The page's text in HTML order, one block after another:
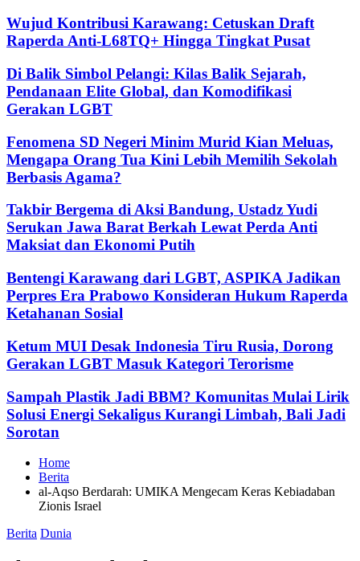
Wujud Kontribusi Karawang: Cetuskan Draft
Raperda Anti-L68TQ+ Hingga Tingkat Pusat
Di Balik Simbol Pelangi: Kilas Balik Sejarah,
Pendanaan Elite Global, dan Komodifikasi
Gerakan LGBT
Fenomena SD Negeri Minim Murid Kian Meluas,
Mengapa Orang Tua Kini Lebih Memilih Sekolah
Berbasis Agama?
Takbir Bergema di Aksi Bandung, Ustadz Yudi
Serukan Jawa Barat Berkah Lewat Perda Anti
Maksiat dan Ekonomi Putih
Bentengi Karawang dari LGBT, ASPIKA Jadikan
Perpres Era Prabowo Konsideran Hukum Raperda
Ketahanan Sosial
Ketum MUI Desak Indonesia Tiru Rusia, Dorong
Gerakan LGBT Masuk Kategori Terorisme
Sampah Plastik Jadi BBM? Komunitas Mulai Lirik
Solusi Energi Sekaligus Kurangi Limbah, Bali Jadi
Sorotan
Home
Berita
al-Aqso Berdarah: UMIKA Mengecam Keras Kebiadaban
Zionis Israel
Posted
Berita Dunia